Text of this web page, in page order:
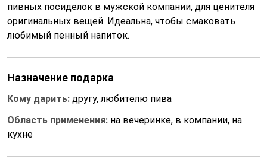
пивных посиделок в мужской компании, для ценителя
оригинальных вещей. Идеальна, чтобы смаковать
любимый пенный напиток.
Назначение подарка
Кому дарить: другу, любителю пива
Область применения: на вечеринке, в компании, на
кухне